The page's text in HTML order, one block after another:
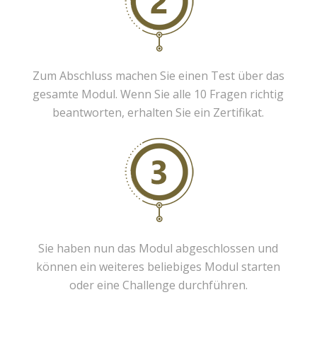
Zum Abschluss machen Sie einen Test über das
gesamte Modul. Wenn Sie alle 10 Fragen richtig
beantworten, erhalten Sie ein Zertifikat.
Sie haben nun das Modul abgeschlossen und
können ein weiteres beliebiges Modul starten
oder eine Challenge durchführen.